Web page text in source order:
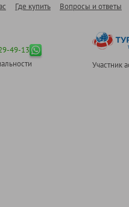
Где купить Вопросы и ответы
49-13
Участник